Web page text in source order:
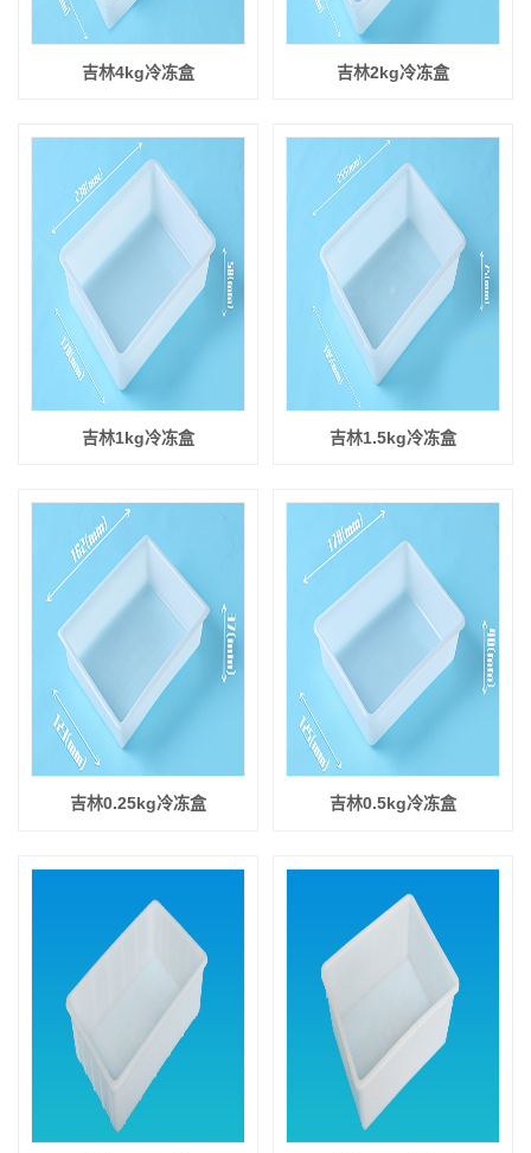
吉林4kg冷冻盒 吉林2kg冷冻盒
吉林1kg冷冻盒 吉林1.5kg冷冻盒
吉林0.25kg冷冻盒 吉林0.5kg冷冻盒